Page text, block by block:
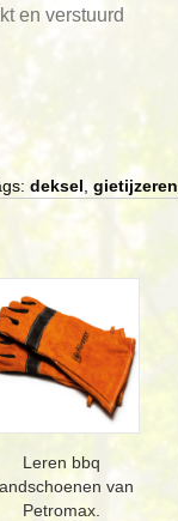
en verstuurd
deksel ,gietijzeren
Leren bbq
van
Petromax.